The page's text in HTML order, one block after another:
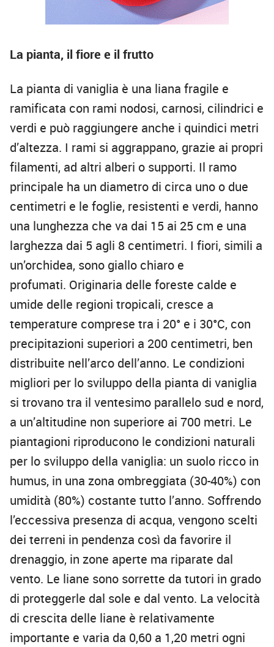
La pianta, il fiore e il frutto
La pianta di vaniglia è una liana fragile e
ramificata con rami nodosi, carnosi, cilindrici e
verdi e può raggiungere anche i quindici metri
d’altezza. I rami si aggrappano, grazie ai propri
filamenti, ad altri alberi o supporti. Il ramo
principale ha un diametro di circa uno o due
centimetri e le foglie, resistenti e verdi, hanno
una lunghezza che va dai 15 ai 25 cm e una
larghezza dai 5 agli 8 centimetri. I fiori, simili a
un’orchidea, sono giallo chiaro e
profumati. Originaria delle foreste calde e
umide delle regioni tropicali, cresce a
temperature comprese tra i 20° e i 30°C, con
precipitazioni superiori a 200 centimetri, ben
distribuite nell’arco dell’anno. Le condizioni
migliori per lo sviluppo della pianta di vaniglia
si trovano tra il ventesimo parallelo sud e nord,
a un’altitudine non superiore ai 700 metri. Le
piantagioni riproducono le condizioni naturali
per lo sviluppo della vaniglia: un suolo ricco in
humus, in una zona ombreggiata (30-40%) con
umidità (80%) costante tutto l’anno. Soffrendo
l’eccessiva presenza di acqua, vengono scelti
dei terreni in pendenza così da favorire il
drenaggio, in zone aperte ma riparate dal
vento. Le liane sono sorrette da tutori in grado
di proteggerle dal sole e dal vento. La velocità
di crescita delle liane è relativamente
importante e varia da 0,60 a 1,20 metri ogni